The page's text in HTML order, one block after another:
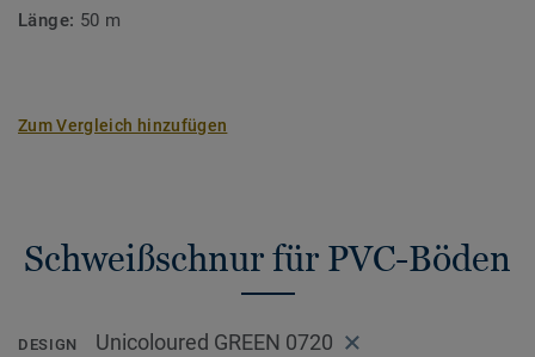
Länge: 50 m
Zum Vergleich hinzufügen
Schweißschnur für PVC-Böden
DESIGN Unicoloured GREEN 0720